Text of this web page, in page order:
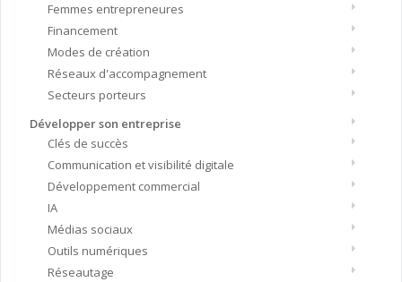
Femmes entrepreneures
Financement
Modes de création
Réseaux d'accompagnement
Secteurs porteurs
Développer son entreprise
Clés de succès
Communication et visibilité digitale
Développement commercial
IA
Médias sociaux
Outils numériques
Réseautage